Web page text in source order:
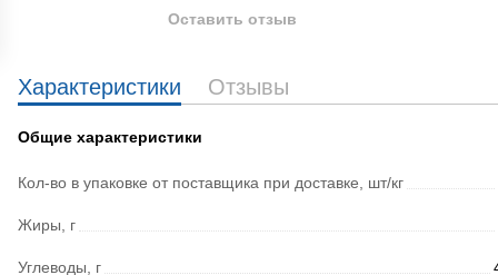
Характеристики Отзывы
Общие характеристики
Кол-во в упаковке от поставщика при доставке, шт/кг
Жиры, г
Углеводы, г
Оставить отзыв